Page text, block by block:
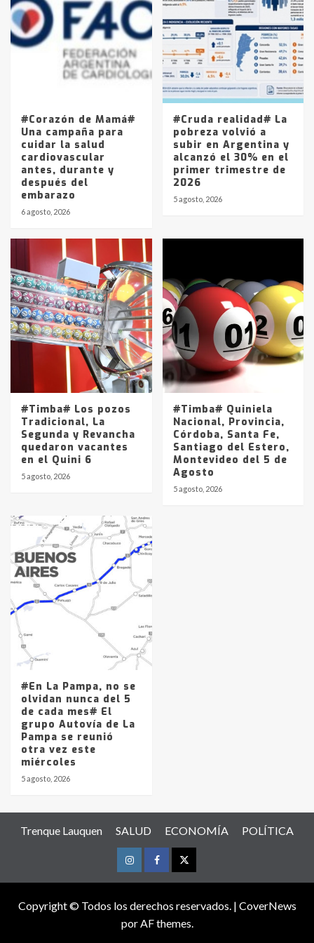
4
joven de Trenque Lauquen
Los precios de los combustibles en
La Pampa, desde YPF hasta Axion
entre 857 a 1338 pesos
#Corazón de Mamá#
Una campaña para
cuidar la salud
cardiovascular
antes, durante y
después del
embarazo
6 agosto, 2026
#Cruda realidad# La
pobreza volvió a
subir en Argentina y
alcanzó el 30% en el
primer trimestre de
2026
5 agosto, 2026
#Timba# Los pozos
Tradicional, La
Segunda y Revancha
quedaron vacantes
en el Quini 6
5 agosto, 2026
#Timba# Quiniela
Nacional, Provincia,
Córdoba, Santa Fe,
Santiago del Estero,
Montevideo del 5 de
Agosto
5 agosto, 2026
#En La Pampa, no se
olvidan nunca del 5
de cada mes# El
grupo Autovía de La
Pampa se reunió
otra vez este
miércoles
5 agosto, 2026
Trenque Lauquen SALUD ECONOMÍA POLÍTICA
InstagramFacebookTwitter
Copyright © Todos los derechos reservados. | CoverNews
por AF themes.